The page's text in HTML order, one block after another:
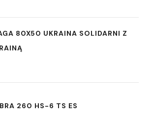
80X50 UKRAINA SOLIDARNI Z
260 HS-6 TS ES